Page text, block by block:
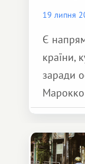
19 липня
Є
країни,
заради
Марокко